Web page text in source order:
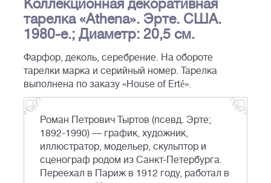
Коллекционная декоративная
тарелка «Athena». Эрте. США.
1980-е.; Диаметр: 20,5 см.
Фарфор, деколь, серебрение. На обороте
тарелки марка и серийный номер. Тарелка
выполнена по заказу «House of Erté».
Роман Петрович Тыртов (псевд. Эрте;
1892-1990) — график, художник,
иллюстратор, модельер, скульптор и
сценограф родом из Санкт-Петербурга.
Переехал в Париж в 1912 году, работал в